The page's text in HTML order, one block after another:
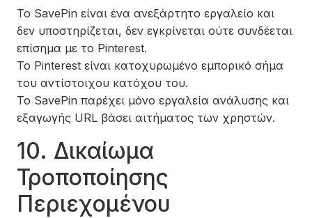
Το SavePin είναι ένα ανεξάρτητο εργαλείο και
δεν υποστηρίζεται, δεν εγκρίνεται ούτε συνδέεται
επίσημα με το Pinterest.
Το Pinterest είναι κατοχυρωμένο εμπορικό σήμα
του αντίστοιχου κατόχου του.
Το SavePin παρέχει μόνο εργαλεία ανάλυσης και
εξαγωγής URL βάσει αιτήματος των χρηστών.
10. Δικαίωμα
Τροποποίησης
Περιεχομένου